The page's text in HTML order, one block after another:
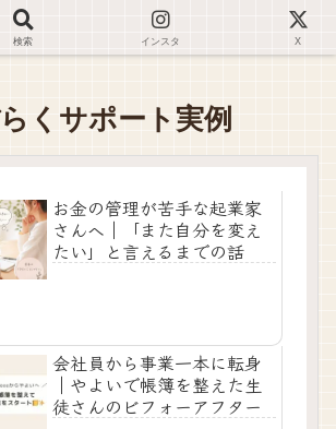
でも大丈夫🌿仕事が止まらない環境を一緒に整えます✊🏻
くサポート実例
お金の管理が苦手な起業家
さんへ｜「また自分を変え
たい」と言えるまでの話
会社員から事業一本に転身
｜やよいで帳簿を整えた生
徒さんのビフォーアフター
検索 インスタ X